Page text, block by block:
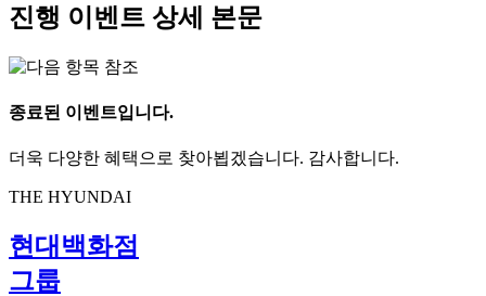
진행 이벤트 상세 본문
종료된 이벤트입니다.
더욱 다양한 혜택으로 찾아뵙겠습니다. 감사합니다.
THE HYUNDAI
현대백화점
그룹